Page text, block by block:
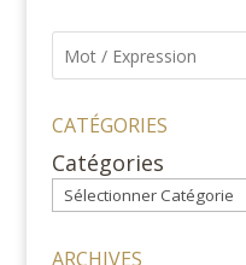
CATÉGORIES
Catégories
ARCHIVES